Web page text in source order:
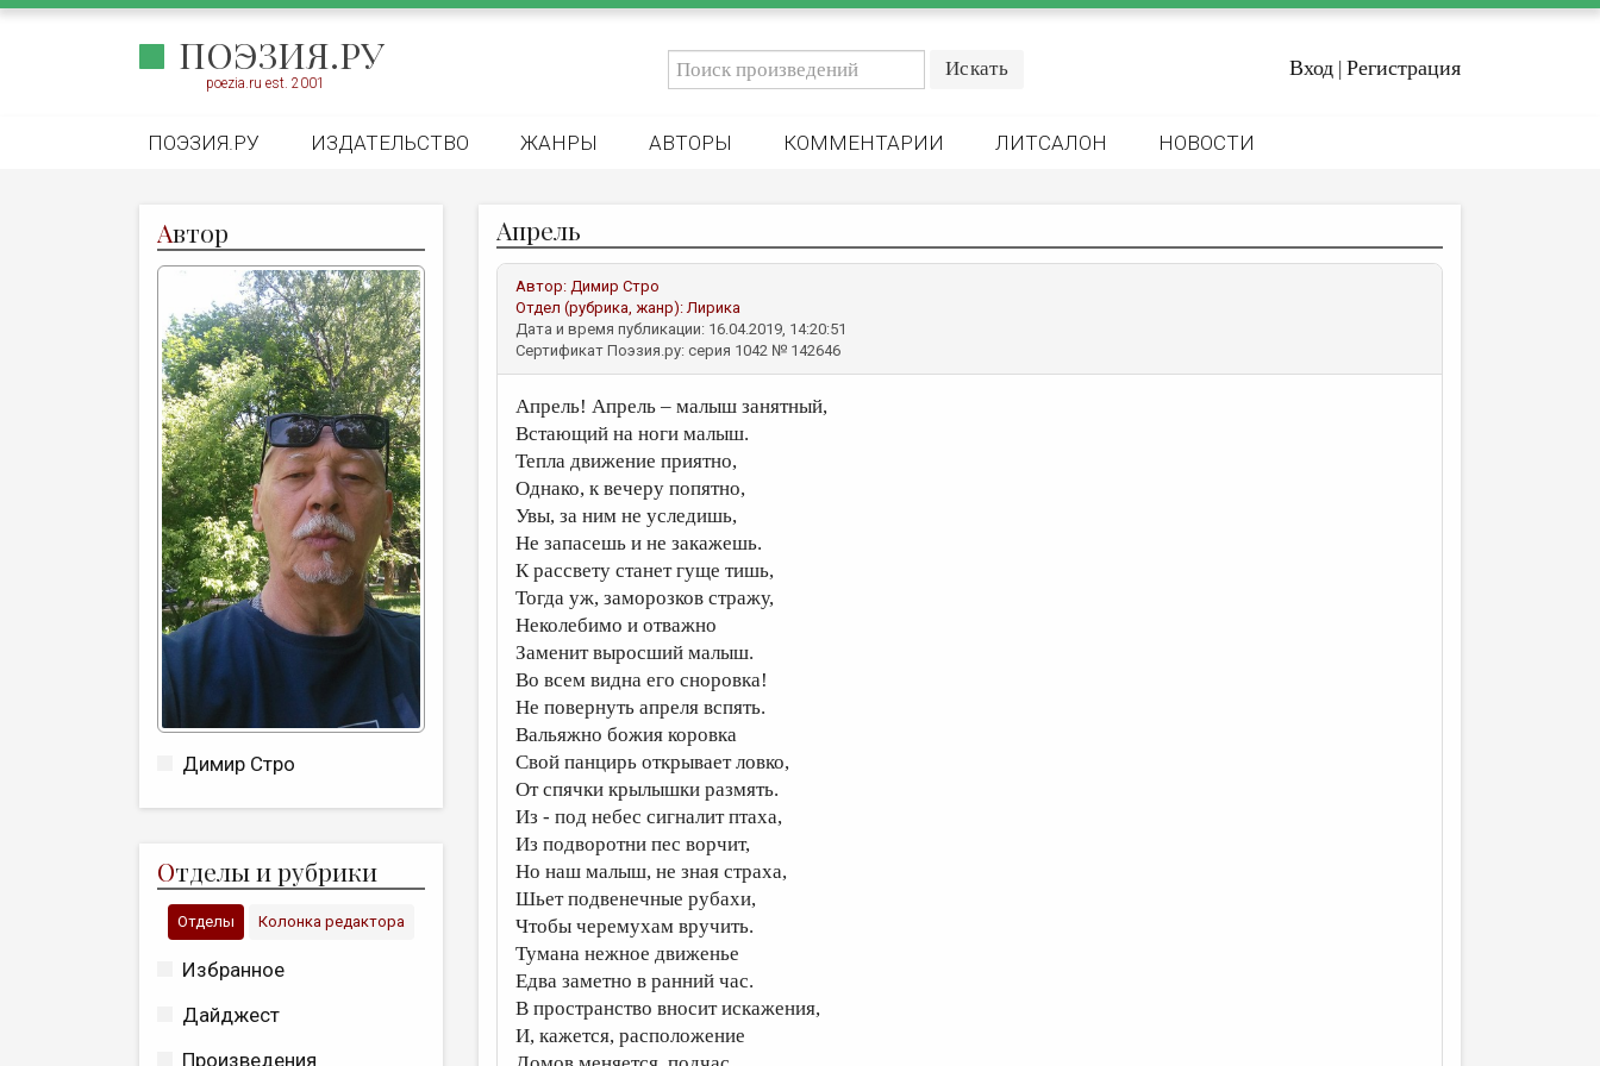
ПОЭЗИЯ.РУ
poezia.ru est. 2001
Вход | Регистрация
ПОЭЗИЯ.РУ ИЗДАТЕЛЬСТВО ЖАНРЫ АВТОРЫ КОММЕНТАРИИ ЛИТСАЛОН НОВОСТИ
Автор
Димир Стро
Отделы и рубрики
Отделы Колонка редактора
Избранное
Дайджест
Произведения
Апрель
Автор: Димир Стро
Отдел (рубрика, жанр):Лирика
Дата и время публикации: 16.04.2019, 14:20:51
Сертификат Поэзия.ру: серия 1042 № 142646
Апрель! Апрель – малыш занятный,
Встающий на ноги малыш.
Тепла движение приятно,
Однако, к вечеру попятно,
Увы, за ним не уследишь,
Не запасешь и не закажешь.
К рассвету станет гуще тишь,
Тогда уж, заморозков стражу,
Неколебимо и отважно
Заменит выросший малыш.
Во всем видна его сноровка!
Не повернуть апреля вспять.
Вальяжно божия коровка
Свой панцирь открывает ловко,
От спячки крылышки размять.
Из - под небес сигналит птаха,
Из подворотни пес ворчит,
Но наш малыш, не зная страха,
Шьет подвенечные рубахи,
Чтобы черемухам вручить.
Тумана нежное движенье
Едва заметно в ранний час.
В пространство вносит искажения,
И, кажется, расположение